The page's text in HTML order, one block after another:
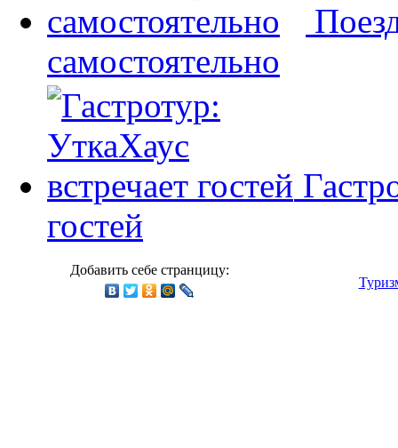
самостоятельно
гостей
Добавить себе странцицу: